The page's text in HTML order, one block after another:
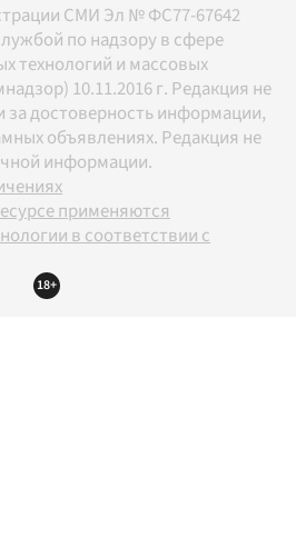
СМИ Эл № ФС77-67642
по надзору в сфере
технологий и массовых
10.11.2016 г. Редакция не
за достоверность информации,
объявлениях. Редакция не
информации.
применяются
в соответствии с
18+